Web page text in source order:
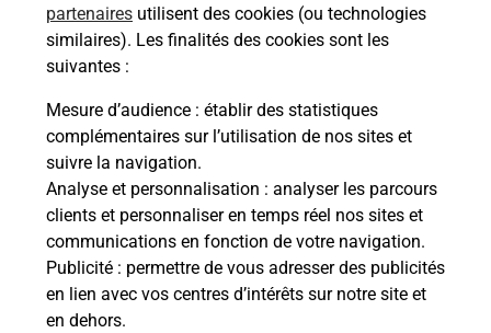
partenaires utilisent des cookies (ou technologies
similaires). Les finalités des cookies sont les
suivantes :
Mesure d’audience : établir des statistiques
complémentaires sur l’utilisation de nos sites et
suivre la navigation.
Analyse et personnalisation : analyser les parcours
clients et personnaliser en temps réel nos sites et
communications en fonction de votre navigation.
Publicité : permettre de vous adresser des publicités
en lien avec vos centres d’intérêts sur notre site et
en dehors.
Malin !
La Poste
en ligne
Ouvert 24h/24
En savoir plus